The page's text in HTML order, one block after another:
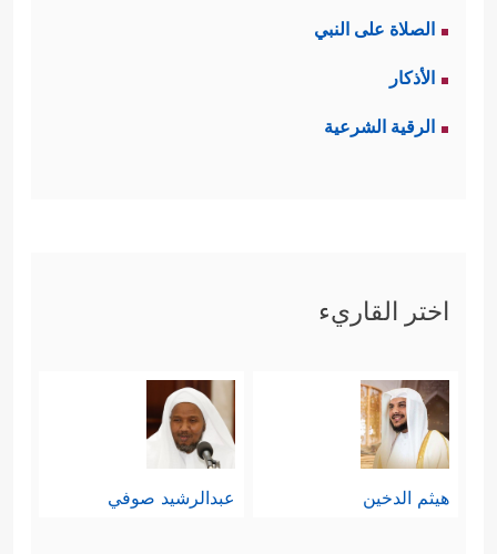
الصلاة على النبي
الأذكار
الرقية الشرعية
اختر القاريء
هيثم الدخين عبدالرشيد صوفي